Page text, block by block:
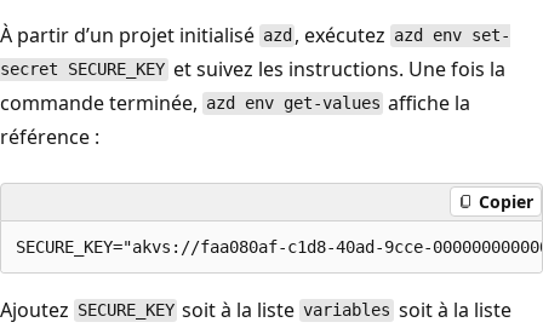
À partir d’un projet initialisé azd , exécutez azd env set-
secret SECURE_KEY et suivez les instructions. Une fois la
commande terminée, azd env get-values affiche la
référence :
Copier
Ajoutez SECURE_KEY soit à la liste variables soit à la liste